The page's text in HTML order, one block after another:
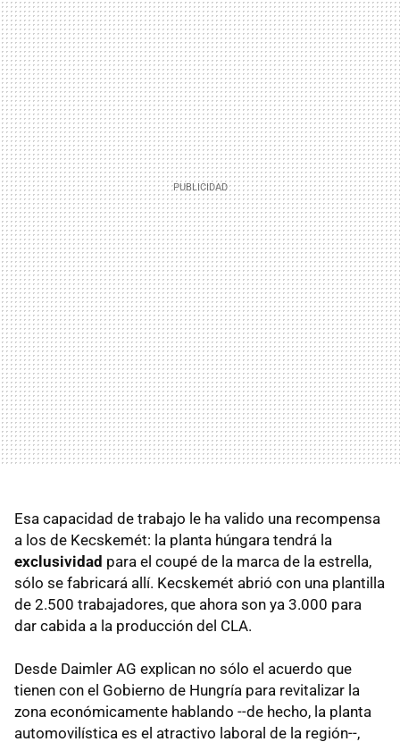
Esa capacidad de trabajo le ha valido una recompensa
a los de Kecskemét: la planta húngara tendrá la
exclusividad para el coupé de la marca de la estrella,
sólo se fabricará allí. Kecskemét abrió con una plantilla
de 2.500 trabajadores, que ahora son ya 3.000 para
dar cabida a la producción del CLA.
Desde Daimler AG explican no sólo el acuerdo que
tienen con el Gobierno de Hungría para revitalizar la
zona económicamente hablando --de hecho, la planta
automovilística es el atractivo laboral de la región--,